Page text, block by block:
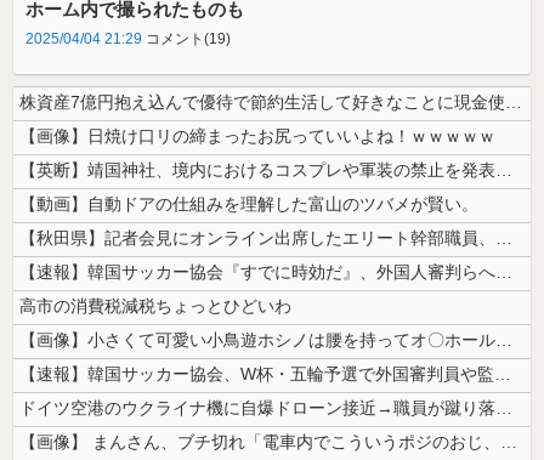
ホーム内で撮られたものも
2025/04/04 21:29 コメント(19)
株資産7億円抱え込んで優待で節約生活して好きなことに現金使わないまま死...
【画像】日焼け口リの締まったお尻っていいよね！ｗｗｗｗｗ
【英断】靖国神社、境内におけるコスプレや軍装の禁止を発表「厳粛で神聖な...
【動画】自動ドアの仕組みを理解した富山のツバメが賢い。
【秋田県】記者会見にオンライン出席したエリート幹部職員、バスローブ姿で...
【速報】韓国サッカー協会『すでに時効だ』、外国人審判らへ性的接待疑惑→...
高市の消費税減税ちょっとひどいわ
【画像】小さくて可愛い小鳥遊ホシノは腰を持ってオ〇ホールを使うかの様な...
【速報】韓国サッカー協会、W杯・五輪予選で外国審判員や監督官を性接待！...
ドイツ空港のウクライナ機に自爆ドローン接近→職員が蹴り落とす→偶然起爆...
【画像】 まんさん、ブチ切れ「電車内でこういうポジのおじ、ガチでイラネ...